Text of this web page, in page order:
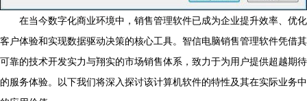
在当今数字化商业环境中，销售管理软件已成为企业提升效率、优化
客户体验和实现数据驱动决策的核心工具。智信电脑销售管理软件凭借其
可靠的技术开发实力与翔实的市场销售体系，致力于为用户提供超越期待
的服务体验。以下我们将深入探讨该计算机软件的特性及其在实际业务中